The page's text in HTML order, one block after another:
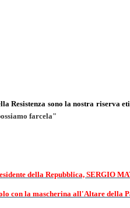
Resistenza sono la nostra riserva
farcela"
della Repubblica, SERGIO
con la mascherina all'Altare della